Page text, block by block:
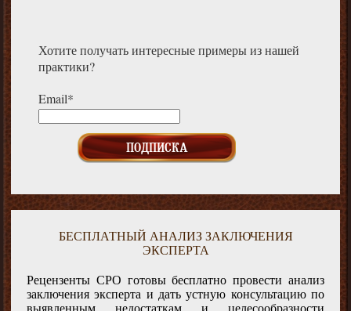
Хотите получать интересные примеры из нашей
практики?
Email*
БЕСПЛАТНЫЙ АНАЛИЗ ЗАКЛЮЧЕНИЯ
ЭКСПЕРТА
Рецензенты СРО готовы бесплатно провести анализ
заключения эксперта и дать устную консультацию по
выявленным недостаткам и целесообразности